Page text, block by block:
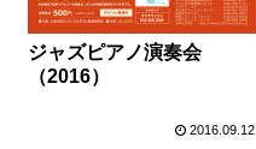
ジャズピアノ演奏会
（2016）
2016.09.12